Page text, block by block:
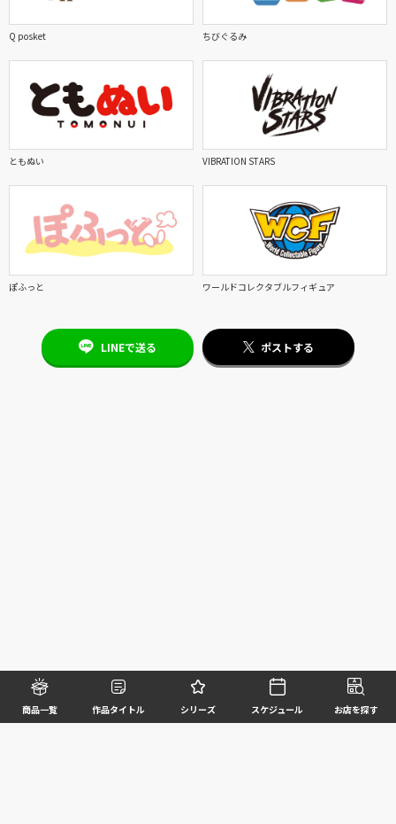
商品一覧 作品タイトル シリーズ スケジュール お店を探す
Q posket ちびぐるみ
ともぬい VIBRATION STARS
ぽふっと ワールドコレクタブルフィギュア
LINEで送る ポストする